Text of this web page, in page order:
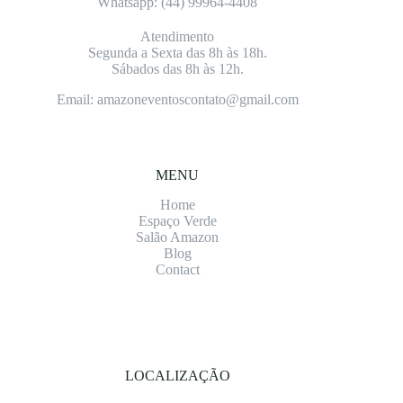
Atendimento
Segunda a Sexta das 8h às 18h.
Sábados das 8h às 12h.
Email: amazoneventoscontato@gmail.com
MENU
Home
Espaço Verde
Salão Amazon
Blog
Contact
LOCALIZAÇÃO